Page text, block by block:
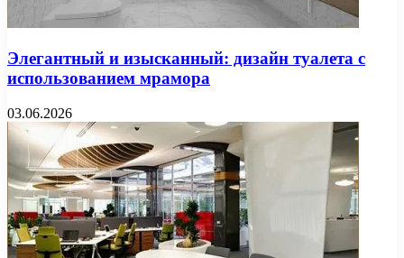
Элегантный и изысканный: дизайн туалета с
использованием мрамора
03.06.2026